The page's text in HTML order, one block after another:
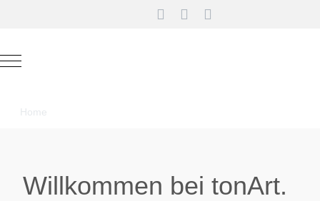
Mobile Menu Toggle
Home
Willkommen bei tonArt.